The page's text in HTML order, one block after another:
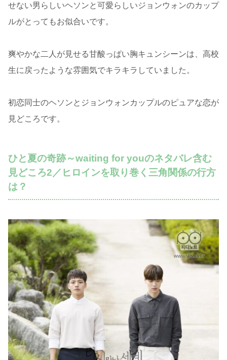
せない男らしいヘソンと可愛らしいジョンウォンのカップ
ルがとってもお似合いです。
爽やかな二人が見せる甘酸っぱい胸キュンシーンは、高校
生に戻ったような雰囲気でキラキラしていました。
初恋同士のヘソンとジョンウォンカップルのピュアな恋が
見どころです。
ひと夏の奇跡～waiting for youのネタバレ含む
見どころ2／ヒロインを取り巻く三角関係の行方
は？